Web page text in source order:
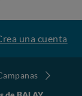
una cuenta